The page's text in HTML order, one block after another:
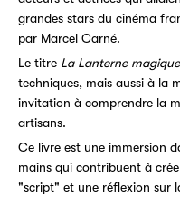
grandes stars du cinéma
par Marcel Carné.
Le titre La Lanterne magique
techniques, mais aussi à la
invitation à comprendre la
artisans.
Ce livre est une immersion
mains qui contribuent à
"script" et une réflexion sur